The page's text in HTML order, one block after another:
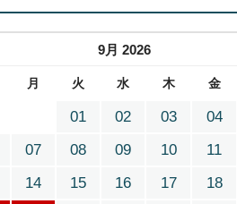
9月 2026
月 火 水 木 金
01 02 03 04
07 08 09 10 11
14 15 16 17 18